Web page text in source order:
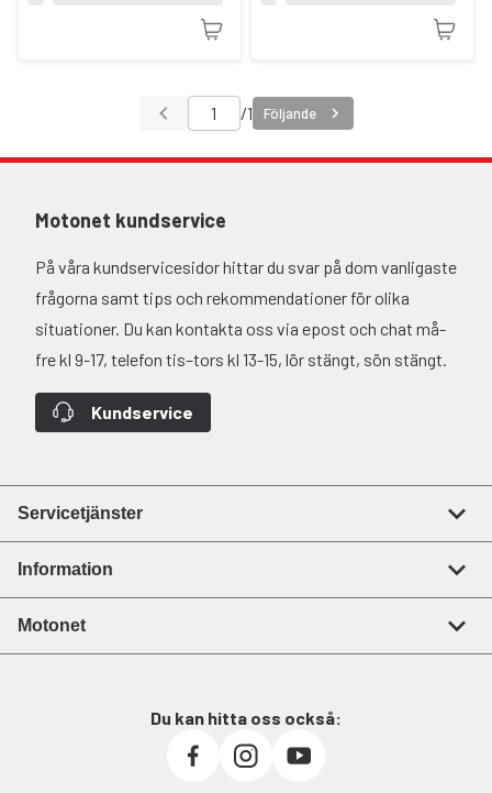
/1 Följande
Motonet kundservice
På våra kundservicesidor hittar du svar på dom vanligaste
frågorna samt tips och rekommendationer för olika
situationer. Du kan kontakta oss via epost och chat må-
fre kl 9-17, telefon tis–tors kl 13-15, lör stängt, sön stängt.
Kundservice
Servicetjänster
Information
Motonet
Du kan hitta oss också: